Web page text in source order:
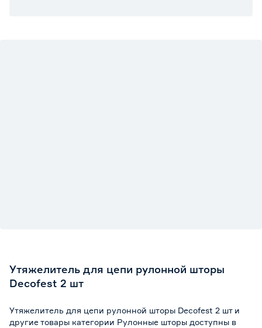
Утяжелитель для цепи рулонной шторы
Decofest 2 шт
Утяжелитель для цепи рулонной шторы Decofest 2 шт и
другие товары категории Рулонные шторы доступны в